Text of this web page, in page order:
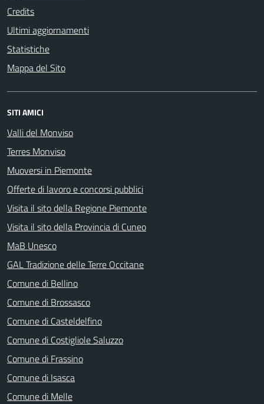
Credits
Ultimi aggiornamenti
Statistiche
Mappa del Sito
SITI AMICI
Valli del Monviso
Terres Monviso
Muoversi in Piemonte
Offerte di lavoro e concorsi pubblici
Visita il sito della Regione Piemonte
Visita il sito della Provincia di Cuneo
MaB Unesco
GAL Tradizione delle Terre Occitane
Comune di Bellino
Comune di Brossasco
Comune di Casteldelfino
Comune di Costigliole Saluzzo
Comune di Frassino
Comune di Isasca
Comune di Melle